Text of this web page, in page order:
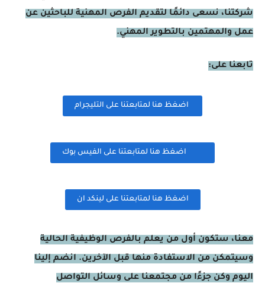
شركتنا، نسعى دائمًا لتقديم الفرص المهنية للباحثين عن
عمل والمهتمين بالتطوير المهني.
تابعنا على:
اضغظ هنا لمتابعتنا على التليجرام
اضغظ هنا لمتابعتنا على الفيس بوك
اضغظ هنا لمتابعتنا على لينكد ان
معنا، ستكون أول من يعلم بالفرص الوظيفية الحالية
وسيتمكن من الاستفادة منها قبل الآخرين. انضم إلينا
اليوم وكن جزءًا من مجتمعنا على وسائل التواصل